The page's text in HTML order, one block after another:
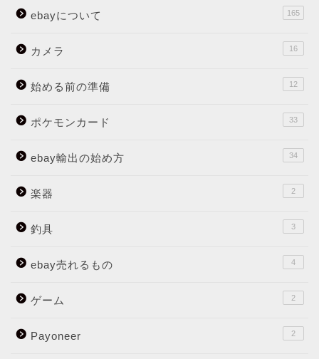
ebayについて 165
カメラ 16
始める前の準備 12
ポケモンカード 33
ebay輸出の始め方 34
楽器 2
釣具 3
ebay売れるもの 4
ゲーム 2
Payoneer 2